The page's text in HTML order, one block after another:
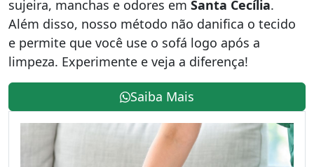
sujeira, manchas e odores em Santa Cecília.
Além disso, nosso método não danifica o tecido
e permite que você use o sofá logo após a
limpeza. Experimente e veja a diferença!
Saiba Mais